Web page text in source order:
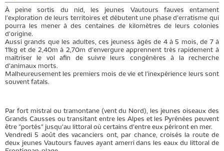
À peine sortis du nid, les jeunes Vautours fauves entament
l'exploration de leurs territoires et débutent une phase d'erratisme qui
pourra les mener à des centaines de kilomètres de leurs colonies
d'origine.
Aussi grands que les adultes, ces jeuness âgés de 4 à 5 mois, de 7 à
11kg et de 2,40m à 2,70m d'envergure apprennent très rapidement à
maîtriser le vol afin de suivre leurs congénères à la recherche
d'animaux morts.
Malheureusement les premiers mois de vie et l'inexpérience leurs sont
souvent fatals.
Par fort mistral ou tramontane (vent du Nord), les jeunes oiseaux des
Grands Causses ou transitant entre les Alpes et les Pyrénées peuvent
être "portés" jusqu'au littoral où certains d'entre eux périront en mer.
Vendredi 5 août des vacanciers ont, par chance, croisés la route de
deux jeunes Vautours fauves ayant amerri dans les eaux du littoral de